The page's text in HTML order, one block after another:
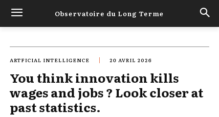
Observatoire du Long Terme
ARTFICIAL INTELLIGENCE 20 AVRIL 2026
You think innovation kills
wages and jobs ? Look closer at
past statistics.